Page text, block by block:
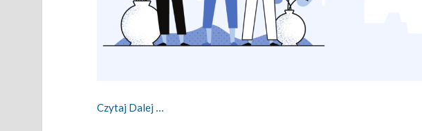
Czytaj Dalej